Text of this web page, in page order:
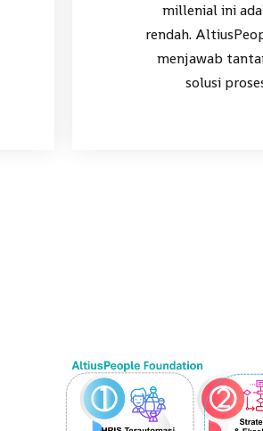
millenial ini
rendah.
menjawab
solusi